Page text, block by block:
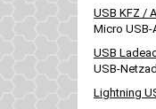
USB KFZ /
Micro USB-
USB
USB-
Lightning